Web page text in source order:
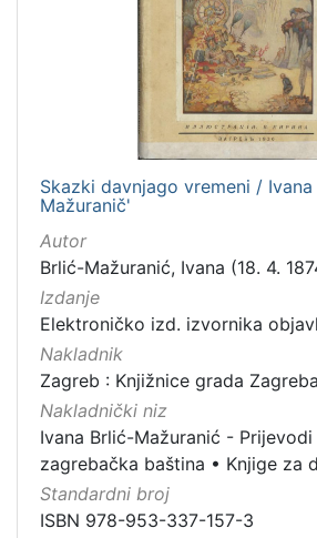
Skazki davnjago vremeni /
Mažuranič'
Autor
Brlić-Mažuranić, Ivana (18. 4.
Izdanje
Elektroničko izd. izvornika
Nakladnik
Zagreb : Knjižnice grada
Nakladnički niz
Ivana Brlić-Mažuranić - Prijevodi
zagrebačka baština • Knjige za
Standardni broj
ISBN 978-953-337-157-3